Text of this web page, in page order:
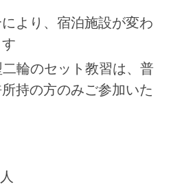
より、宿泊施設が変わ
輪のセット教習は、普
持の方のみご参加いた